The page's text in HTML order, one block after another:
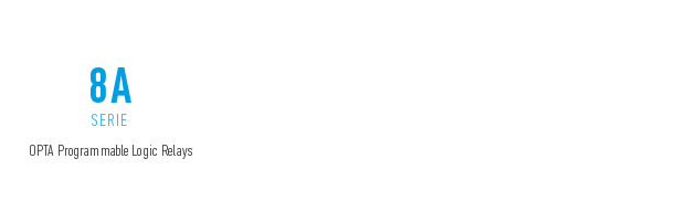
8A
SERIE
OPTA Programmable Logic Relays